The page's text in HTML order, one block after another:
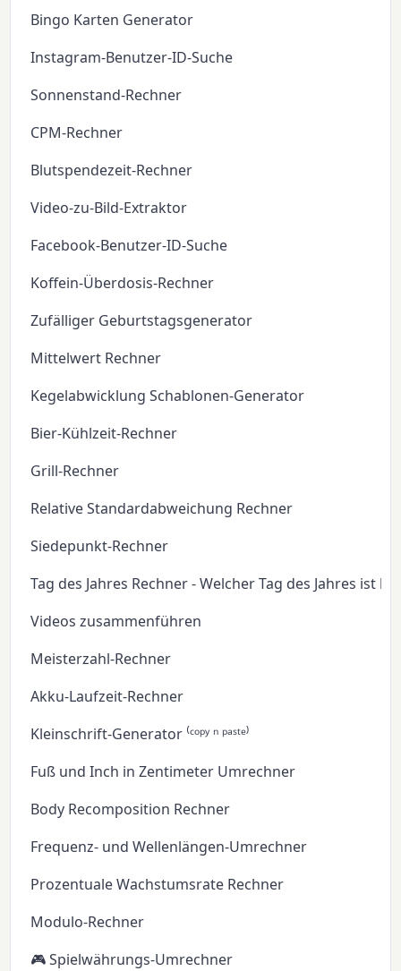
Bingo Karten Generator
Instagram-Benutzer-ID-Suche
Sonnenstand-Rechner
CPM-Rechner
Blutspendezeit-Rechner
Video-zu-Bild-Extraktor
Facebook-Benutzer-ID-Suche
Koffein-Überdosis-Rechner
Zufälliger Geburtstagsgenerator
Mittelwert Rechner
Kegelabwicklung Schablonen-Generator
Bier-Kühlzeit-Rechner
Grill-Rechner
Relative Standardabweichung Rechner
Siedepunkt-Rechner
Tag des Jahres Rechner - Welcher Tag des Jahres ist
Videos zusammenführen
Meisterzahl-Rechner
Akku-Laufzeit-Rechner
Kleinschrift-Generator ⁽ᶜᵒᵖʸ ⁿ ᵖᵃˢᵗᵉ⁾
Fuß und Inch in Zentimeter Umrechner
Body Recomposition Rechner
Frequenz- und Wellenlängen-Umrechner
Prozentuale Wachstumsrate Rechner
Modulo-Rechner
🎮 Spielwährungs-Umrechner